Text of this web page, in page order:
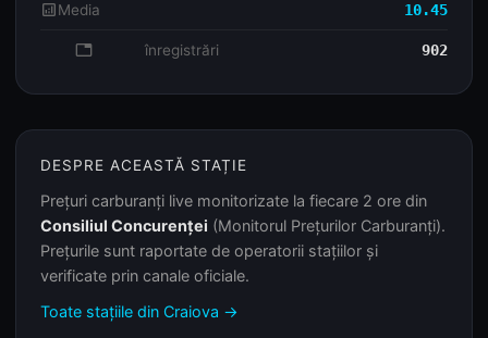
analyticsMedia 10.45
database înregistrări 902
DESPRE ACEASTĂ STAȚIE
Prețuri carburanți live monitorizate la fiecare 2 ore din
Consiliul Concurenței (Monitorul Prețurilor Carburanți).
Prețurile sunt raportate de operatorii stațiilor și
verificate prin canale oficiale.
Toate stațiile din Craiova →